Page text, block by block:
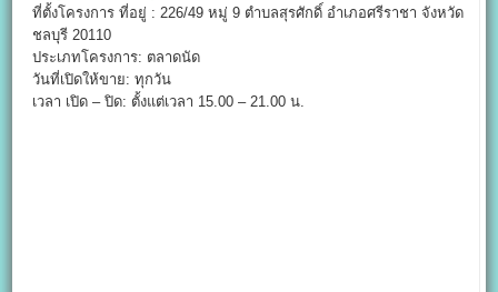
ที่ตั้งโครงการ ที่อยู่ : 226/49 หมู่ 9 ตำบลสุรศักดิ์ อำเภอศรีราชา จังหวัด
ชลบุรี 20110
ประเภทโครงการ: ตลาดนัด
วันที่เปิดให้ขาย: ทุกวัน
เวลา เปิด – ปิด: ตั้งแต่เวลา 15.00 – 21.00 น.